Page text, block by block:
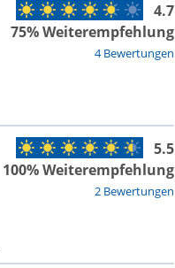
4 Bewertungen
4.7
75% Weiterempfehlung
2 Bewertungen
5.5
100% Weiterempfehlung